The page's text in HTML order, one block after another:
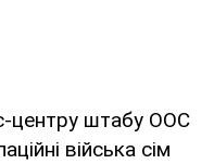
центру штабу ООС
війська сім